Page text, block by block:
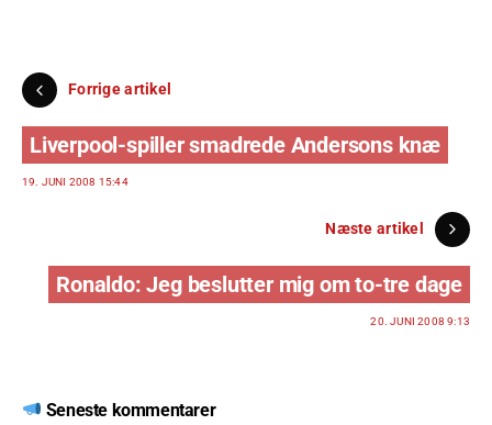
Forrige artikel
Liverpool-spiller smadrede Andersons knæ
19. JUNI 2008 15:44
Næste artikel
Ronaldo: Jeg beslutter mig om to-tre dage
20. JUNI 2008 9:13
Seneste kommentarer